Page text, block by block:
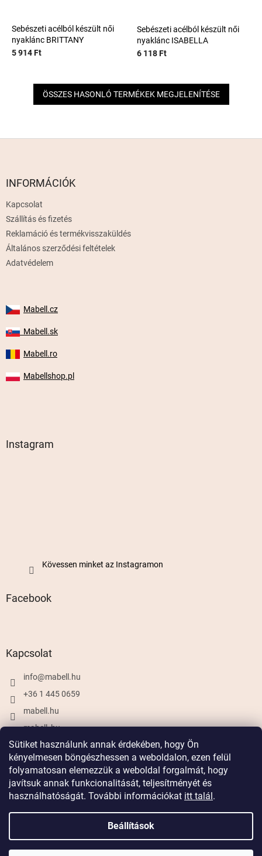
Sütiket használunk annak érdekében, hogy Ön
kényelmesen böngészhessen a weboldalon, ezen felül
folyamatosan elemezzük a weboldal forgalmát, hogy
javítsuk annak funkcionalitását, teljesítményét és
használhatóságát. További információkat itt talál.
Beállítások
Sebészeti acélból készült női
nyaklánc BRITTANY
5 914 Ft
Sebészeti acélból készült női
nyaklánc ISABELLA
6 118 Ft
ÖSSZES HASONLÓ TERMÉKEK MEGJELENÍTÉSE
INFORMÁCIÓK
Kapcsolat
Szállítás és fizetés
Reklamáció és termékvisszaküldés
Általános szerződési feltételek
Adatvédelem
Mabell.cz
Mabell.sk
Mabell.ro
Mabellshop.pl
Instagram
Kövessen minket az Instagramon
Facebook
Kapcsolat
info@mabell.hu
+36 1 445 0659
mabell.hu
mabell_hu
Shoptet készítette